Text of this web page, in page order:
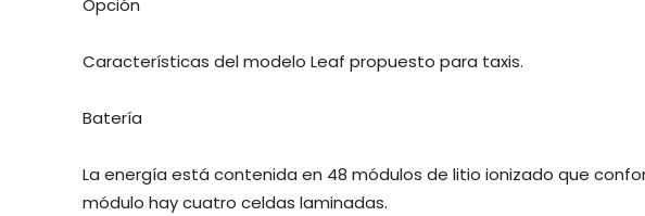
Opción
Características del modelo Leaf propuesto para taxis.
Batería
La energía está contenida en 48 módulos de litio ionizado que
módulo hay cuatro celdas laminadas.